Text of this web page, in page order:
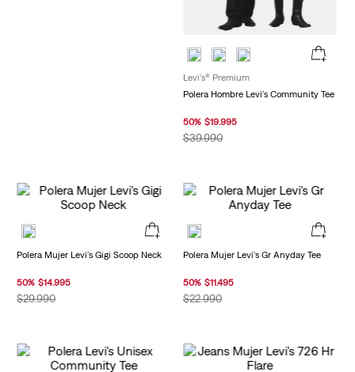
Levi's® Premium
Polera Hombre Levi's Community Tee
50% $19.995
$39.990
Polera Mujer Levi's Gigi Scoop Neck
50% $14.995
$29.990
Polera Mujer Levi's Gr Anyday Tee
50% $11.495
$22.990